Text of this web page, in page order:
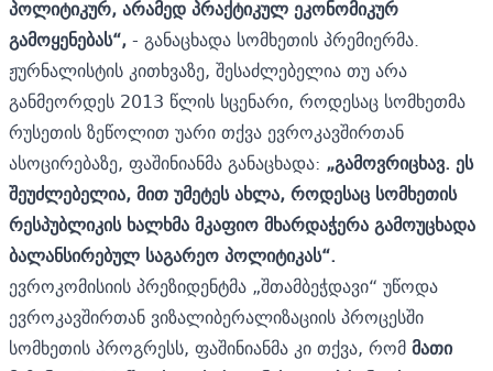
პოლიტიკურ, არამედ პრაქტიკულ ეკონომიკურ
გამოყენებას“,- განაცხადა სომხეთის პრემიერმა.
ჟურნალისტის კითხვაზე, შესაძლებელია თუ არა
განმეორდეს 2013 წლის სცენარი, როდესაც სომხეთმა
რუსეთის ზეწოლით უარი თქვა ევროკავშირთან
ასოცირებაზე, ფაშინიანმა განაცხადა: „გამოვრიცხავ. ეს
შეუძლებელია, მით უმეტეს ახლა, როდესაც სომხეთის
რესპუბლიკის ხალხმა მკაფიო მხარდაჭერა გამოუცხადა
ბალანსირებულ საგარეო პოლიტიკას“.
ევროკომისიის პრეზიდენტმა „შთამბეჭდავი“ უწოდა
ევროკავშირთან ვიზალიბერალიზაციის პროცესში
სომხეთის პროგრესს, ფაშინიანმა კი თქვა, რომმათი